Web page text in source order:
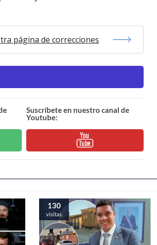
página de correcciones
Suscríbete en nuestro canal de
Youtube:
130
visitas